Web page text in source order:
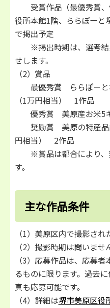
受賞作品（最優秀賞、
役所本館1階、ららぽーと
で掲出予定
※掲出時期は、選考結
せします。
（2）賞品
最優秀賞 ららぽーと
（1万円相当） 1作品
優秀賞 美原産お米5
奨励賞 美原の特産品
円相当） 2作品
※賞品は都合により、
す。
主な作品条件
（1）美原区内で撮影され
（2）撮影時期は問いませ
（3）応募作品は、応募
るものに限ります。過去
真も応募可能です。
（4）詳細は堺市美原区役